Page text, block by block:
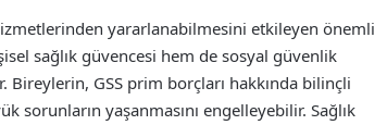
yararlanabilmesini etkileyen önemli
sağlık güvencesi hem de sosyal güvenlik
Bireylerin, GSS prim borçları hakkında bilinçli
sorunların yaşanmasını engelleyebilir. Sağlık